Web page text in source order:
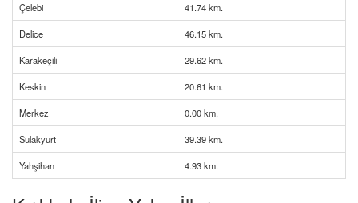
Çelebi 41.74 km.
Delice 46.15 km.
Karakeçili 29.62 km.
Keskin 20.61 km.
Merkez 0.00 km.
Sulakyurt 39.39 km.
Yahşihan 4.93 km.